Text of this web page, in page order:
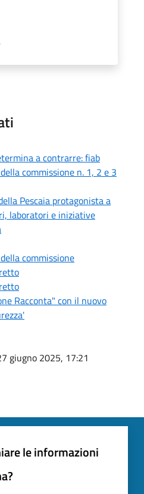
a contrarre: fiab
commissione n. 1, 2 e 3
Pescaia protagonista a
laboratori e iniziative
commissione
Racconta" con il nuovo
giugno 2025, 17:21
le informazioni